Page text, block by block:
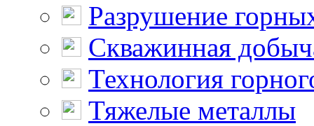
Разрушение
Скважинная
Технология
Тяжелые металлы